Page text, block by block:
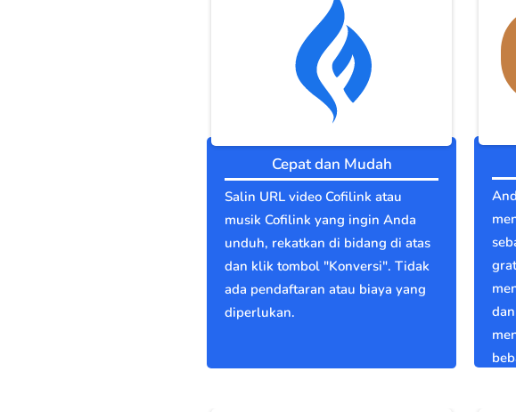
Cepat dan Mudah
Salin URL video Cofilink atau
musik Cofilink yang ingin Anda
unduh, rekatkan di bidang di atas
dan klik tombol "Konversi". Tidak
ada pendaftaran atau biaya yang
diperlukan.